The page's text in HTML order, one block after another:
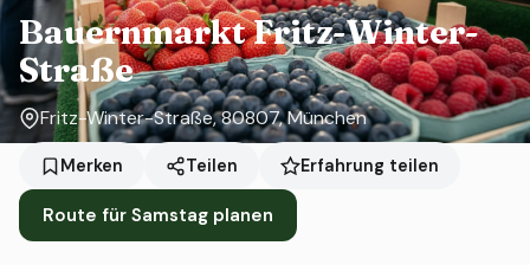
Bauernmarkt Fritz-Winter-
Straße
Fritz-Winter-Straße, 80807, München
Merken Teilen Erfahrung teilen
Route für Samstag planen